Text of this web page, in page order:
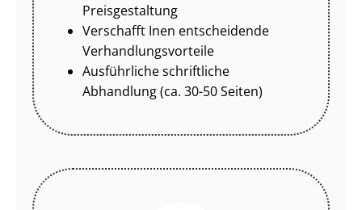
Preisgestaltung
Verschafft Inen entscheidende
Ver­hand­lungs­vor­tei­le
Ausführliche schriftliche
Abhandlung (ca. 30-50 Seiten)